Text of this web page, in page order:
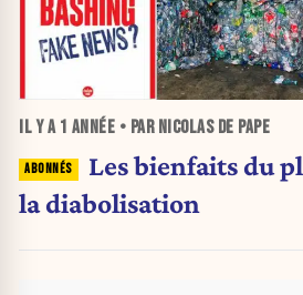
IL Y A 1 ANNÉE • PAR NICOLAS DE PAPE
Les bienfaits du
la diabolisation